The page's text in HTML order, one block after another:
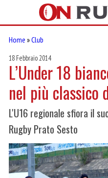
Home »Club
18 Febbraio 2014
L’Under 18
nel più classico
L'U16 regionale sfiora il
Rugby Prato Sesto